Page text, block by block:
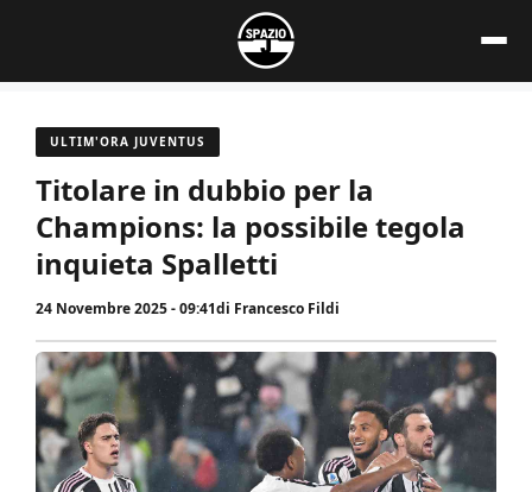
contenuto
ULTIM'ORA JUVENTUS
Titolare in dubbio per la
Champions: la possibile tegola
inquieta Spalletti
24 Novembre 2025 - 09:41di Francesco Fildi